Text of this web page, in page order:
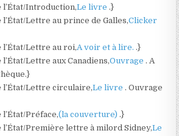
l’État/Introduction,Le livre.}
l’État/Lettre au prince de Galles,Clicker
l’État/Lettre au roi,A voir et à lire..}
Lettre aux Canadiens,Ouvrage. A
l’État/Lettre circulaire,Le livre. Ouvrage
l’État/Préface,(la couverture).}
l’État/Première lettre à milord Sidney,Le